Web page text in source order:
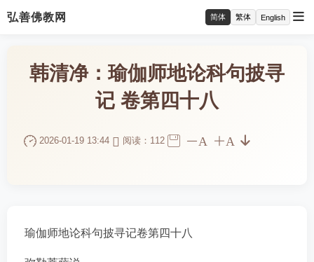
弘善佛教网 简体 繁体 English
韩清净：瑜伽师地论科句披寻
记 卷第四十八
2026-01-19 13:44 阅读：112 A A
瑜伽师地论科句披寻记卷第四十八